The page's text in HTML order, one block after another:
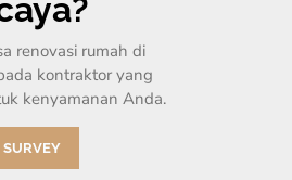
renovasi rumah di
kontraktor yang
kenyamanan Anda.